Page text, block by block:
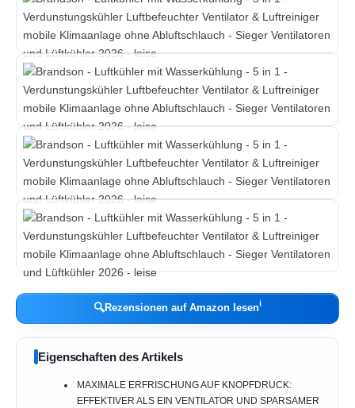
🔍Rezensionen auf Amazon lesenℹ︎
Eigenschaften des Artikels
MAXIMALE ERFRISCHUNG AUF KNOPFDRUCK:
EFFEKTIVER ALS EIN VENTILATOR UND SPARSAMER